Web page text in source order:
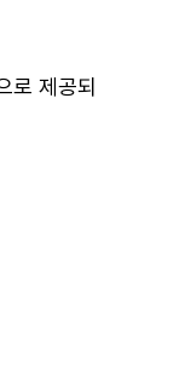
로 제공되